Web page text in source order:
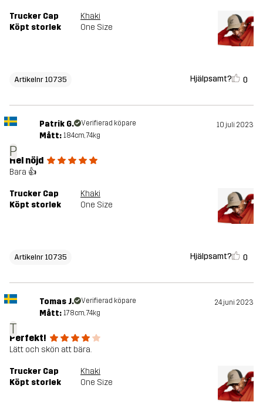
Trucker Cap
Khaki
Köpt storlek
One Size
Artikelnr 10735 Hjälpsamt? 0
P
Patrik G. Verifierad köpare 10 juli 2023
Mått: 184cm, 74kg
Hel nöjd
Bara 👍
Trucker Cap
Khaki
Köpt storlek
One Size
Artikelnr 10735 Hjälpsamt? 0
T
Tomas J. Verifierad köpare 24 juni 2023
Mått: 178cm, 74kg
Perfekt!
Lätt och skön att bära.
Trucker Cap
Khaki
Köpt storlek
One Size